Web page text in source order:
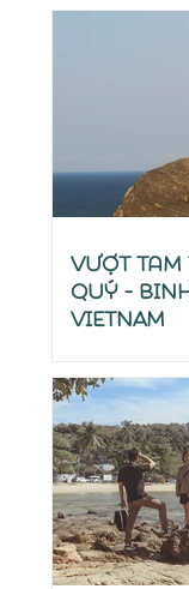
Vượt tam
Quý -
VIETNAM